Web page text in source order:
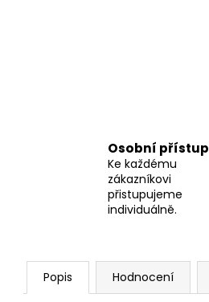
Osobní přístup
Ke každému
zákazníkovi
přistupujeme
individuálně.
Popis Hodnocení